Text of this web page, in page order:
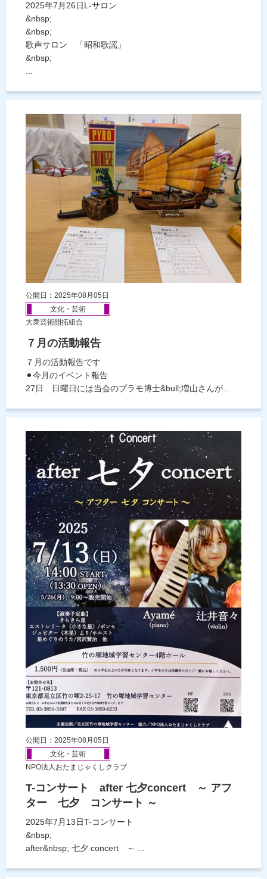
2025年7月26日L-サロン
&nbsp;
&nbsp;
歌声サロン 「昭和歌謡」
&nbsp;
...
公開日：2025年08月05日
文化・芸術
大衆芸術開拓組合
７月の活動報告
７月の活動報告です
⚫︎今月のイベント報告
27日 日曜日には当会のプラモ博士&bull;増山さんが...
公開日：2025年08月05日
文化・芸術
NPO法人おたまじゃくしクラブ
T-コンサート after 七夕concert ～ アフ
ター 七夕 コンサート ～
2025年7月13日T-コンサート
&nbsp;
after&nbsp; 七夕 concert ～ ...